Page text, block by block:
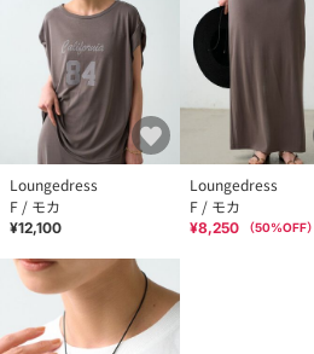
Loungedress
F / モカ
¥12,100
Loungedress
F / モカ
¥8,250 （50%OFF）